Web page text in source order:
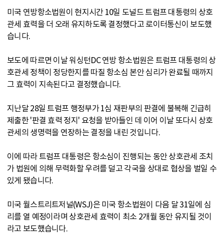
미국 연방항소법원이 현지시간 10일 도널드 트럼프 대통령의 상호
관세 효력을 더 오래 유지하도록 결정했다고 로이터통신이 보도했
습니다.
보도에 따르면 이날 워싱턴DC 연방 항소법원은 트럼프 대통령의 상
호관세 정책이 정당한지를 따질 항소심 본안 심리가 완료될 때까지
그 효력이 지속된다고 결정했습니다.
지난달 28일 트럼프 행정부가 1심 재판부의 판결에 불복해 긴급히
제출한 '판결 효력 정지' 요청을 받아들인 데 이어 이날 또다시 상호
관세의 생명력을 연장하는 결정을 내린 것입니다.
이에 따라 트럼프 대통령은 항소심이 진행되는 동안 상호관세 조치
가 법원에 의해 무력화할 우려를 덜고 각국을 상대로 협상을 벌일 수
있게 됐습니다.
미국 월스트리트저널(WSJ)은 미국 항소법원이 다음 달 31일에 심
리를 열 예정이라며 상호관세 효력이 최소 2개월 동안 유지될 것이
라고 보도했습니다.